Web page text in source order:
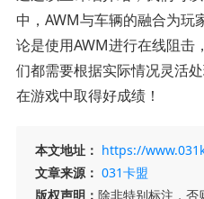
中，AWM与车辆的融合为玩
论是使用AWM进行在线阻击
们都需要根据实际情况灵活
在游戏中取得好成绩！
本文地址： https://
文章来源： 031卡盟
版权声明： 除非特别标注，否